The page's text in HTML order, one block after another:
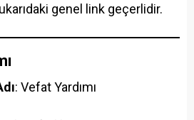
genel link geçerlidir.
: Vefat Yardımı